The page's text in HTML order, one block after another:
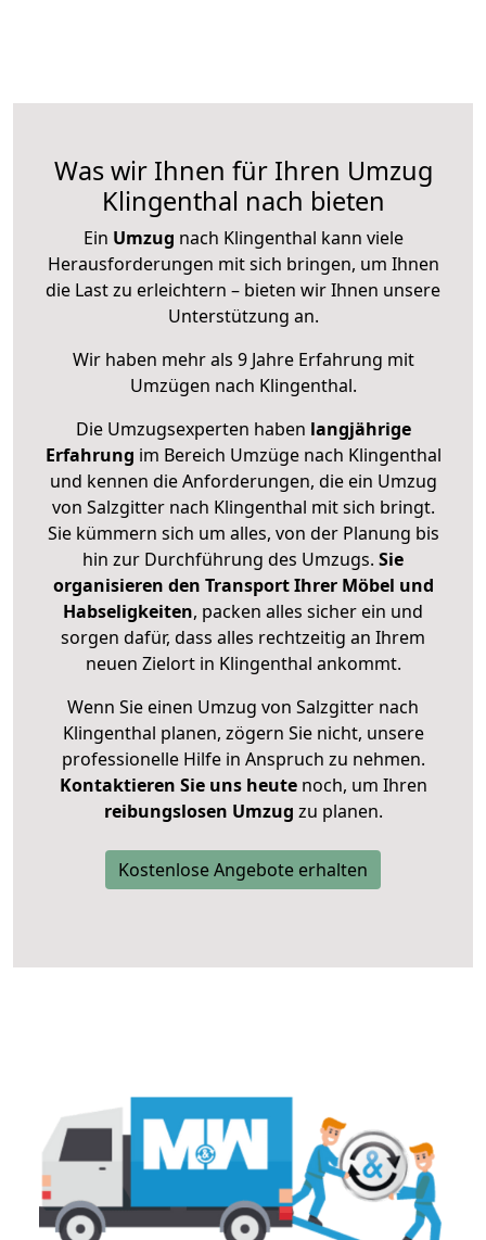
Was wir Ihnen für Ihren Umzug
Klingenthal nach bieten
Ein Umzug nach Klingenthal kann viele
Herausforderungen mit sich bringen, um Ihnen
die Last zu erleichtern – bieten wir Ihnen unsere
Unterstützung an.
Wir haben mehr als 9 Jahre Erfahrung mit
Umzügen nach Klingenthal.
Die Umzugsexperten haben langjährige
Erfahrung im Bereich Umzüge nach Klingenthal
und kennen die Anforderungen, die ein Umzug
von Salzgitter nach Klingenthal mit sich bringt.
Sie kümmern sich um alles, von der Planung bis
hin zur Durchführung des Umzugs. Sie
organisieren den Transport Ihrer Möbel und
Habseligkeiten, packen alles sicher ein und
sorgen dafür, dass alles rechtzeitig an Ihrem
neuen Zielort in Klingenthal ankommt.
Wenn Sie einen Umzug von Salzgitter nach
Klingenthal planen, zögern Sie nicht, unsere
professionelle Hilfe in Anspruch zu nehmen.
Kontaktieren Sie uns heutenoch, um Ihren
reibungslosen Umzug zu planen.
Kostenlose Angebote erhalten